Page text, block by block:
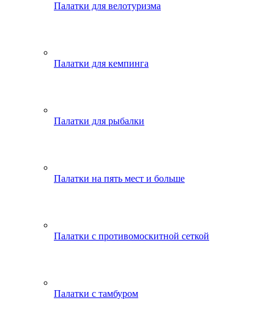
Палатки для велотуризма
Палатки для кемпинга
Палатки для рыбалки
Палатки на пять мест и больше
Палатки с противомоскитной сеткой
Палатки с тамбуром